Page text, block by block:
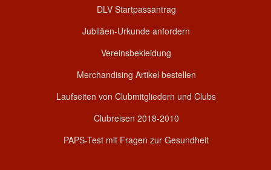
DLV Startpassantrag
Jubiläen-Urkunde anfordern
Vereinsbekleidung
Merchandising Artikel bestellen
Laufseiten von Clubmitgliedern und Clubs
Clubreisen 2018-2010
PAPS-Test mit Fragen zur Gesundheit